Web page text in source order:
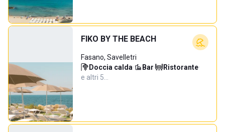
FIKO BY THE BEACH
Fasano, Savelletri
Doccia calda· Bar· Ristorante·
e altri 5…